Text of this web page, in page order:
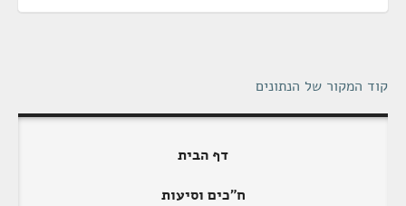
קוד המקור של הנתונים
דף הבית
ח"כים וסיעות